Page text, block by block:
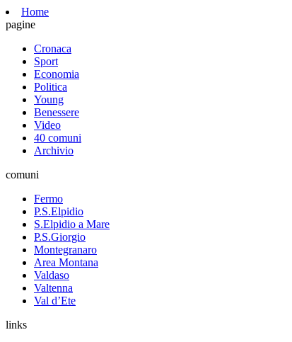
Home
pagine
Cronaca
Sport
Economia
Politica
Young
Benessere
Video
40 comuni
Archivio
comuni
Fermo
P.S.Elpidio
S.Elpidio a Mare
P.S.Giorgio
Montegranaro
Area Montana
Valdaso
Valtenna
Val d’Ete
links